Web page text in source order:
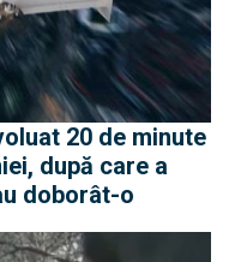
20 de minute
după care a
doborât-o